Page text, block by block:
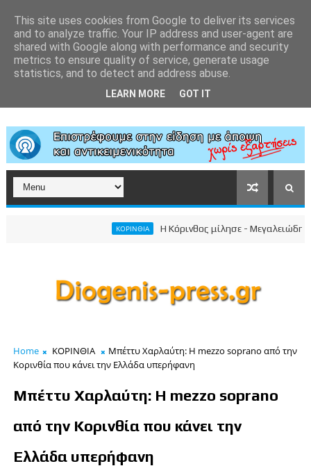
ΚΟΡΙΝΘΙΑ Η Κόρινθος μίλησε - Μεγαλειώδης
Home ΚΟΡΙΝΘΙΑ
Μπέττυ Χαρλαύτη: Η mezzo soprano από την
Κορινθία που κάνει την Ελλάδα υπερήφανη
Μπέττυ Χαρλαύτη: Η mezzo soprano
από την Κορινθία που κάνει την
Ελλάδα υπερήφανη
This site uses cookies from Google to deliver its services
and to analyze traffic. Your IP address and user-agent are
shared with Google along with performance and security
metrics to ensure quality of service, generate usage
statistics, and to detect and address abuse.
LEARN MORE GOT IT